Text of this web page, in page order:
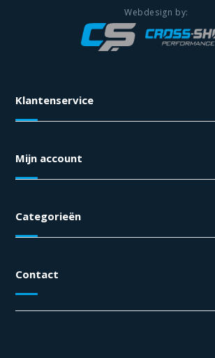
Klantenservice
Mijn account
Categorieën
Contact